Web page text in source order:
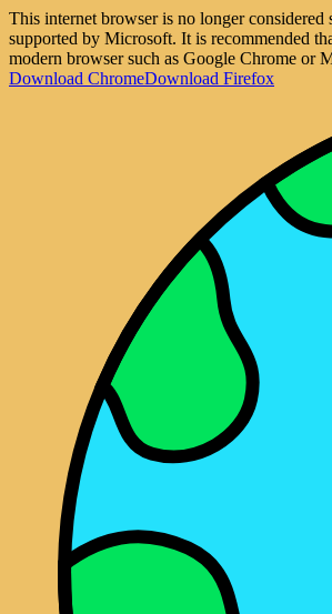
This internet browser is no longer considered
supported by Microsoft. It is recommended
modern browser such as Google Chrome or
Download ChromeDownload Firefox